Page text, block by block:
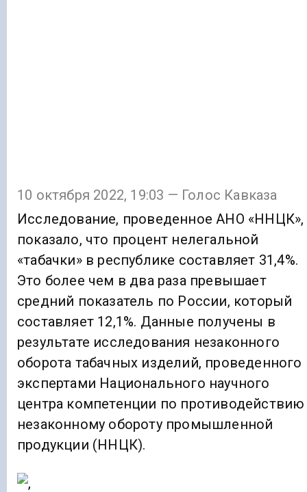
10 октября 2022, 19:03 — Голос Кавказа
Исследование, проведенное АНО «ННЦК»,
показало, что процент нелегальной
«табачки» в республике составляет 31,4%.
Это более чем в два раза превышает
средний показатель по России, который
составляет 12,1%. Данные получены в
результате исследования незаконного
оборота табачных изделий, проведенного
экспертами Национального научного
центра компетенции по противодействию
незаконному обороту промышленной
продукции (ННЦК).